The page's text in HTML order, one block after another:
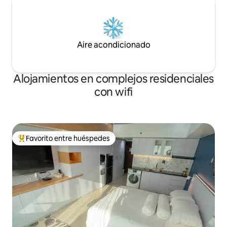
Aire acondicionado
Alojamientos en complejos residenciales
con wifi
Favorito entre los huéspedes más destacados
Favorito entre huéspedes